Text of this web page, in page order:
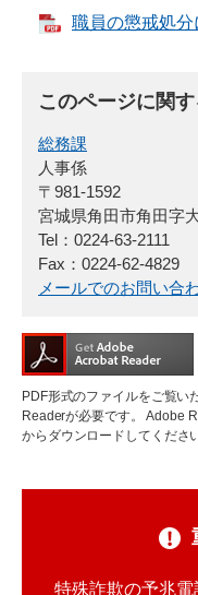
職員の懲戒処
このページに関
総務課
人事係
〒981-1592
宮城県角田市角田字
Tel：0224-63-2111
Fax：0224-62-4829
メールでのお問い合
PDF形式のファイルをご覧い
Readerが必要です。
Adobe
からダウンロードしてくださ
特殊詐欺の予兆電